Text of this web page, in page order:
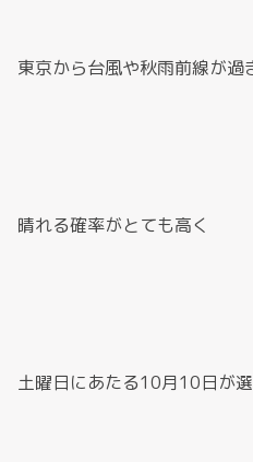
東京から台風や秋雨前線が過
晴れる確率がとても高く
土曜日にあたる10月10日が